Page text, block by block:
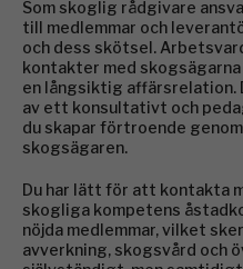
Som skoglig rådgivare
till medlemmar och
och dess skötsel.
kontakter med
en långsiktig affärsrelation.
av ett konsultativt och
du skapar förtroende
skogsägaren.
Du har lätt för att kontakta
skogliga kompetens
nöjda medlemmar, vilket
avverkning, skogsvård och